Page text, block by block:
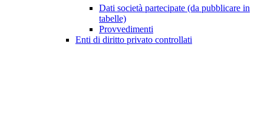
Dati società partecipate (da pubblicare in
tabelle)
Provvedimenti
Enti di diritto privato controllati